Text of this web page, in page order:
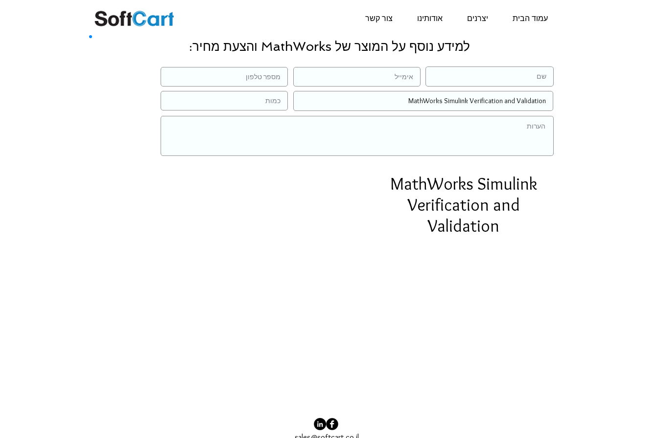
עמוד הבית יצרנים אודותינו צור קשר
למידע נוסף על המוצר של MathWorks והצעת מחיר:
MathWorks Simulink
Verification and
Validation